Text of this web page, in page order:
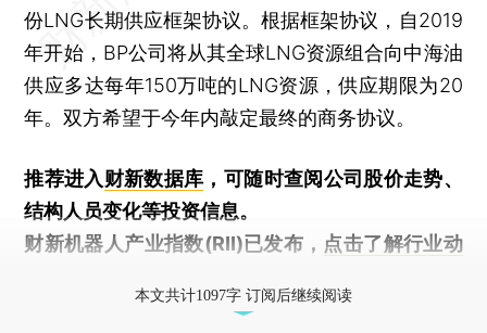
份LNG长期供应框架协议。根据框架协议，自2019
年开始，BP公司将从其全球LNG资源组合向中海油
供应多达每年150万吨的LNG资源，供应期限为20
年。双方希望于今年内敲定最终的商务协议。
推荐进入财新数据库 ，可随时查阅公司股价走势、
结构人员变化等投资信息。
财新机器人产业指数(RII)已发布， 点击了解行业动
本文共计1097字 订阅后继续阅读